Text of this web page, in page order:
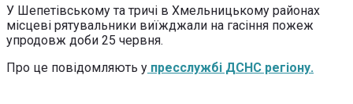
У Шепетівському та тричі в Хмельницькому районах
місцеві рятувальники виїжджали на гасіння пожеж
упродовж доби 25 червня.
Про це повідомляють у пресслужбі ДСНС регіону.